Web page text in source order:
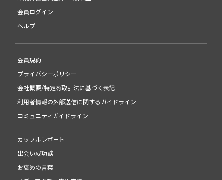
会員ログイン
ヘルプ
会員規約
プライバシーポリシー
会社概要/特定商取引法に基づく表記
利用者情報の外部送信に関するガイドライン
コミュニティガイドライン
カップルレポート
出会い成功談
お褒めの言葉